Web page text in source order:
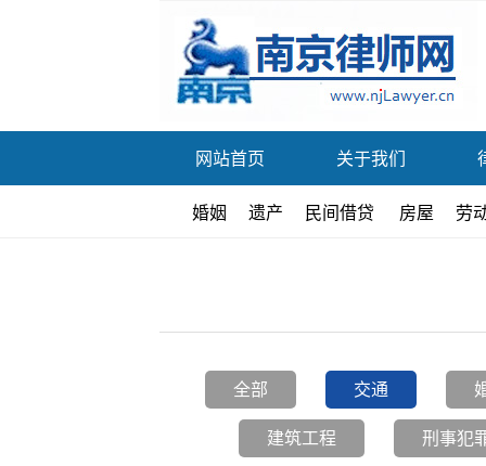
网站首页 关于我们
婚姻 遗产 民间借贷 房屋 劳
全部 交通
建筑工程 刑事犯